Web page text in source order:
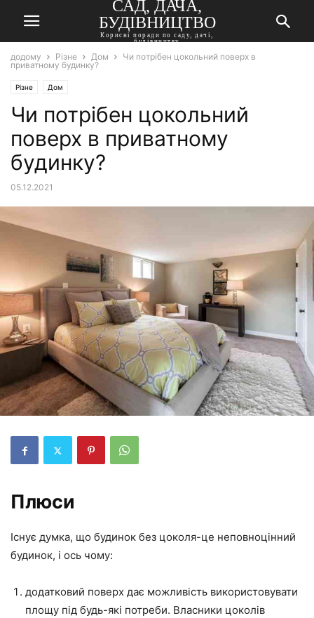
САД, ДАЧА,
БУДІВНИЦТВО
Корисні поради по саду, дачі,
будівництву
додому Різне Дом
Чи потрібен цокольний поверх в
приватному будинку?
Різне Дом
Чи потрібен цокольний
поверх в приватному
будинку?
05.12.2021
Плюси
Існує думка, що будинок без цоколя-це неповноцінний
будинок, і ось чому:
додатковий поверх дає можливість використовувати
площу під будь-які потреби. Власники цоколів